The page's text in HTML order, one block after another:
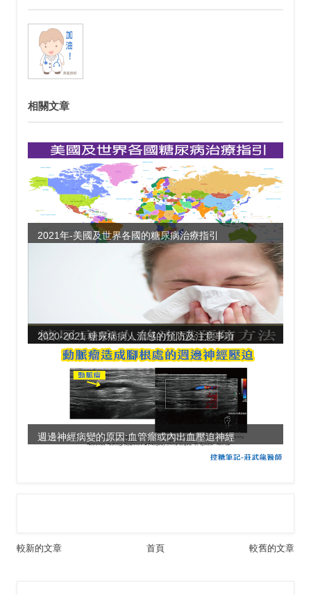
相關文章
2021年-美國及世界各國的糖尿病治療指引
2020-2021 糖尿病病人流感的預防及注意事項
週邊神經病變的原因:血管瘤或內出血壓迫神經
較新的文章 較舊的文章
首頁